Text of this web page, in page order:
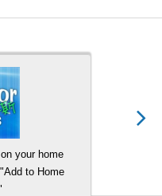
夥伴航
、日本
最少
your home
to Home